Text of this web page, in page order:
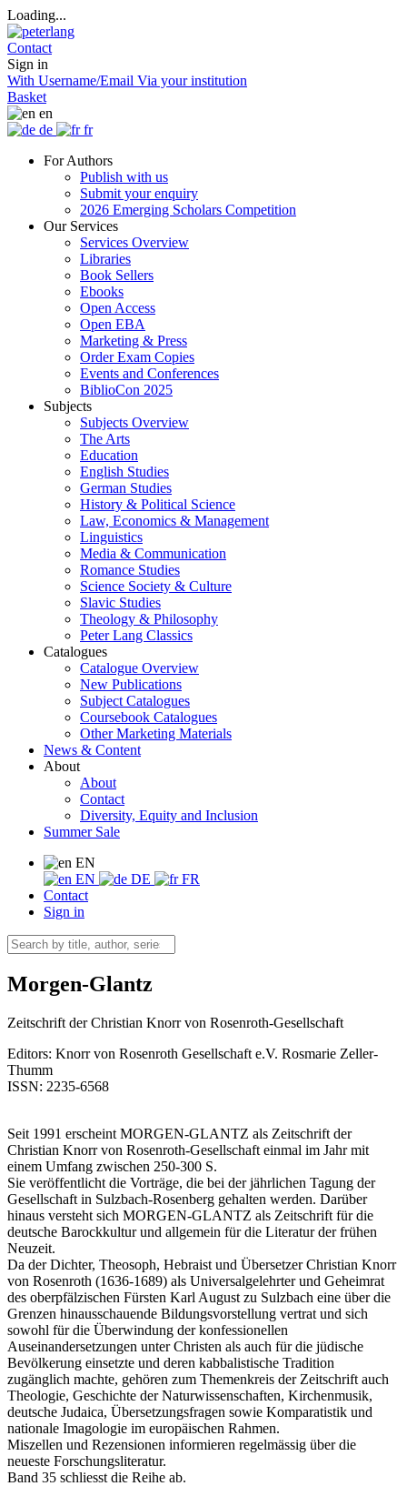
Loading...
Contact
Sign in
With Username/Email Via your institution
Basket
en
de
fr
For Authors
Publish with us
Submit your enquiry
2026 Emerging Scholars Competition
Our Services
Services Overview
Libraries
Book Sellers
Ebooks
Open Access
Open EBA
Marketing & Press
Order Exam Copies
Events and Conferences
BiblioCon 2025
Subjects
Subjects Overview
The Arts
Education
English Studies
German Studies
History & Political Science
Law, Economics & Management
Linguistics
Media & Communication
Romance Studies
Science Society & Culture
Slavic Studies
Theology & Philosophy
Peter Lang Classics
Catalogues
Catalogue Overview
New Publications
Subject Catalogues
Coursebook Catalogues
Other Marketing Materials
News & Content
About
About
Contact
Diversity, Equity and Inclusion
Summer Sale
EN
EN
DE
FR
Contact
Sign in
Morgen-Glantz
Zeitschrift der Christian Knorr von Rosenroth-Gesellschaft
Editors: Knorr von Rosenroth Gesellschaft e.V. Rosmarie Zeller-
Thumm
ISSN: 2235-6568
Seit 1991 erscheint MORGEN-GLANTZ als Zeitschrift der
Christian Knorr von Rosenroth-Gesellschaft einmal im Jahr mit
einem Umfang zwischen 250-300 S.
Sie veröffentlicht die Vorträge, die bei der jährlichen Tagung der
Gesellschaft in Sulzbach-Rosenberg gehalten werden. Darüber
hinaus versteht sich MORGEN-GLANTZ als Zeitschrift für die
deutsche Barockkultur und allgemein für die Literatur der frühen
Neuzeit.
Da der Dichter, Theosoph, Hebraist und Übersetzer Christian Knorr
von Rosenroth (1636-1689) als Universalgelehrter und Geheimrat
des oberpfälzischen Fürsten Karl August zu Sulzbach eine über die
Grenzen hinausschauende Bildungsvorstellung vertrat und sich
sowohl für die Überwindung der konfessionellen
Auseinandersetzungen unter Christen als auch für die jüdische
Bevölkerung einsetzte und deren kabbalistische Tradition
zugänglich machte, gehören zum Themenkreis der Zeitschrift auch
Theologie, Geschichte der Naturwissenschaften, Kirchenmusik,
deutsche Judaica, Übersetzungsfragen sowie Komparatistik und
nationale Imagologie im europäischen Rahmen.
Miszellen und Rezensionen informieren regelmässig über die
neueste Forschungsliteratur.
Band 35 schliesst die Reihe ab.